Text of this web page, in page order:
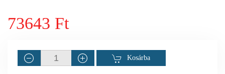
73643 Ft
Kosárba